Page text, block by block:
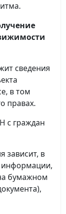
сведения
в том
правах.
с граждан
зависит, в
информации,
бумажном